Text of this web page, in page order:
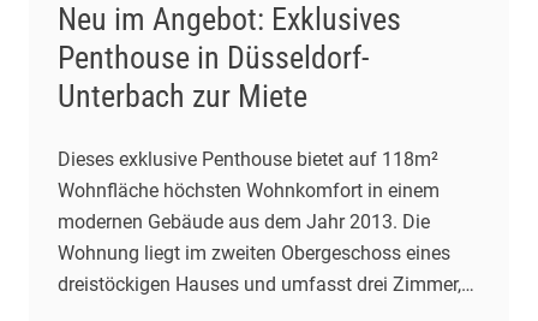
Neu im Angebot: Exklusives
Penthouse in Düsseldorf-
Unterbach zur Miete
Dieses exklusive Penthouse bietet auf 118m²
Wohnfläche höchsten Wohnkomfort in einem
modernen Gebäude aus dem Jahr 2013. Die
Wohnung liegt im zweiten Obergeschoss eines
dreistöckigen Hauses und umfasst drei Zimmer,